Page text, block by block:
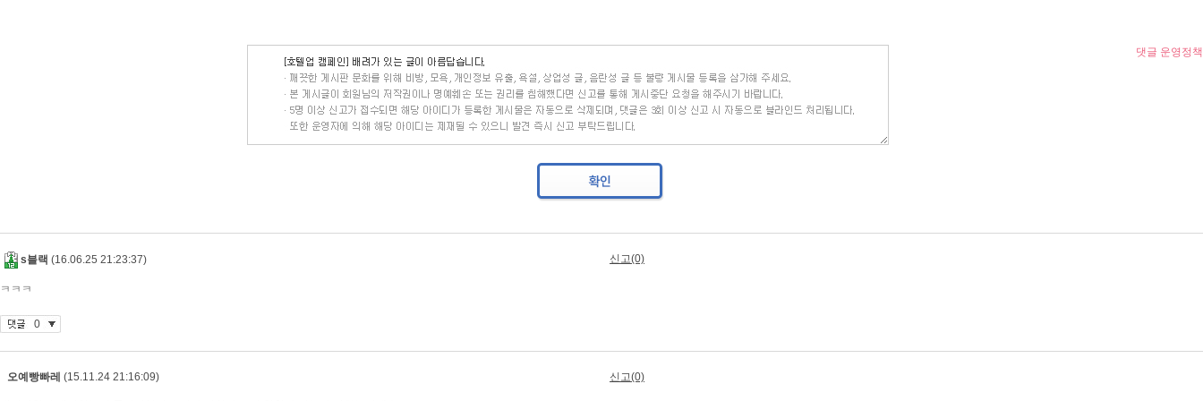
댓글 운영정책
s블랙 (16.06.25 21:23:37) 신고(0)
ㅋㅋㅋ
0
오예빵빠레 (15.11.24 21:16:09) 신고(0)